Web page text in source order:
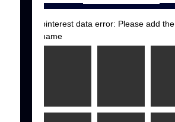
pinterest data error: Please add
name